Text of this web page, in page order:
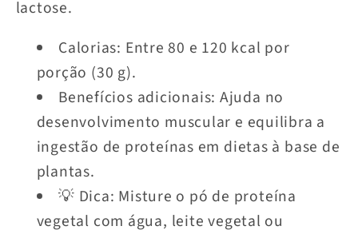
lactose.
Calorias: Entre 80 e 120 kcal por
porção (30 g).
Benefícios adicionais: Ajuda no
desenvolvimento muscular e equilibra a
ingestão de proteínas em dietas à base de
plantas.
💡 Dica: Misture o pó de proteína
vegetal com água, leite vegetal ou